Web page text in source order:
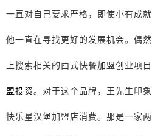
一直对自己要求严格，即使小有成
他一直在寻找更好的发展机会。偶
上搜索相关的西式快餐加盟创业项
盟投资。对于这个品牌，王先生印
快乐星汉堡加盟店消费。那是一家